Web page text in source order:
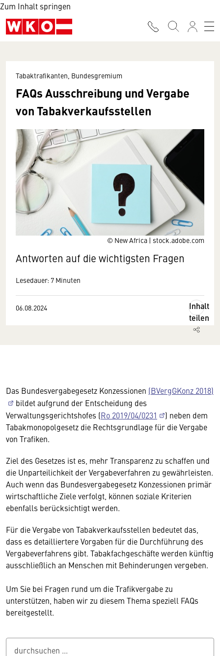
Zum Inhalt springen
© New Africa | stock.adobe.com
Tabaktrafikanten, Bundesgremium
FAQs Ausschreibung und Vergabe
von Tabakverkaufsstellen
Antworten auf die wichtigsten Fragen
Lesedauer: 7 Minuten
06.08.2024
Inhalt
teilen
Das Bundesvergabegesetz Konzessionen (BVergGKonz 2018)
bildet aufgrund der Entscheidung des
Verwaltungsgerichtshofes (Ro 2019/04/0231
) neben dem
Tabakmonopolgesetz die Rechtsgrundlage für die Vergabe
von Trafiken.
Ziel des Gesetzes ist es, mehr Transparenz zu schaffen und
die Unparteilichkeit der Vergabeverfahren zu gewährleisten.
Auch wenn das Bundesvergabegesetz Konzessionen primär
wirtschaftliche Ziele verfolgt, können soziale Kriterien
ebenfalls berücksichtigt werden.
Für die Vergabe von Tabakverkaufsstellen bedeutet das,
dass es detailliertere Vorgaben für die Durchführung des
Vergabeverfahrens gibt. Tabakfachgeschäfte werden künftig
ausschließlich an Menschen mit Behinderungen vergeben.
Um Sie bei Fragen rund um die Trafikvergabe zu
unterstützen, haben wir zu diesem Thema speziell FAQs
bereitgestellt.
durchsuchen ...